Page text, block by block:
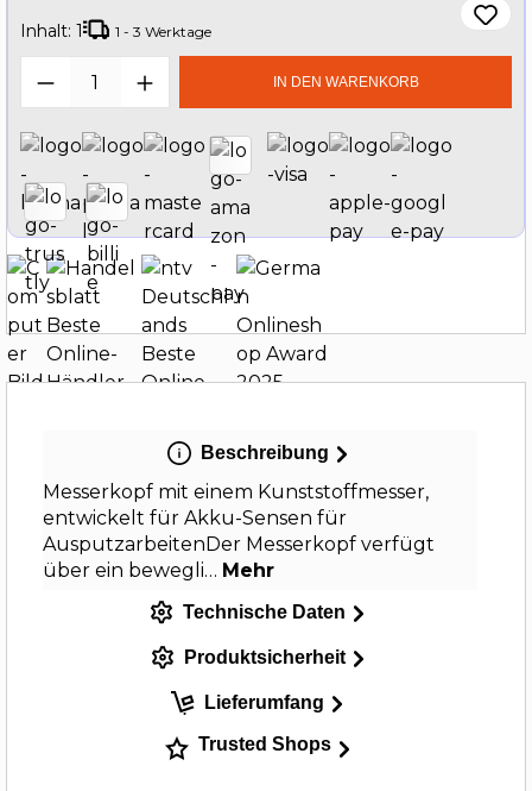
Inhalt: 1 1 - 3 Werktage
Produkt Anzahl: Gib denIN DEN WARENKORB
Beschreibung
Messerkopf mit einem Kunststoffmesser,
entwickelt für Akku-Sensen für
AusputzarbeitenDer Messerkopf verfügt
über ein bewegli… Mehr
Technische Daten
Produktsicherheit
Lieferumfang
Trusted Shops